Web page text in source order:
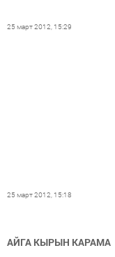
25 март 2012, 15:29
25 март 2012, 15:18
АЙГА КЫРЫН КАРАМА